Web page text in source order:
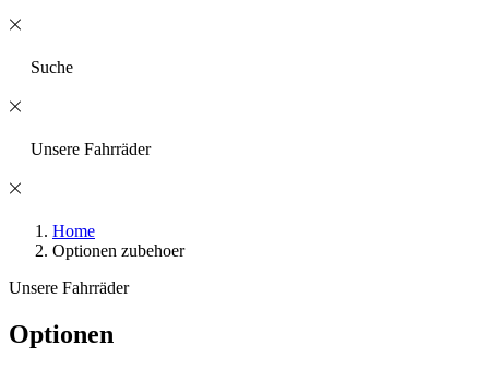
Suche
Unsere Fahrräder
Home
Optionen zubehoer
Unsere Fahrräder
Optionen